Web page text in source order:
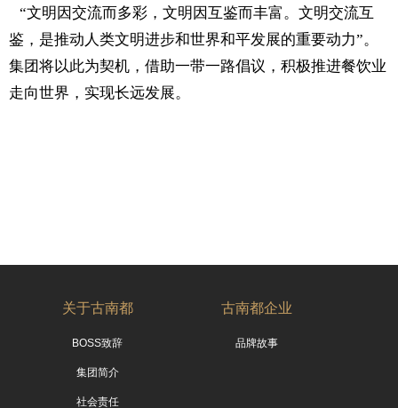
“文明因交流而多彩，文明因互鉴而丰富。 文明交流互
鉴，是推动人类文明进步和世界和平发展的重要动力”。
集团将以此为契机，借助一带一路倡议，积极推进餐饮业
走向世界，实现长远发展。
关于古南都
BOSS致辞
集团简介
社会责任
古南都企业
品牌故事